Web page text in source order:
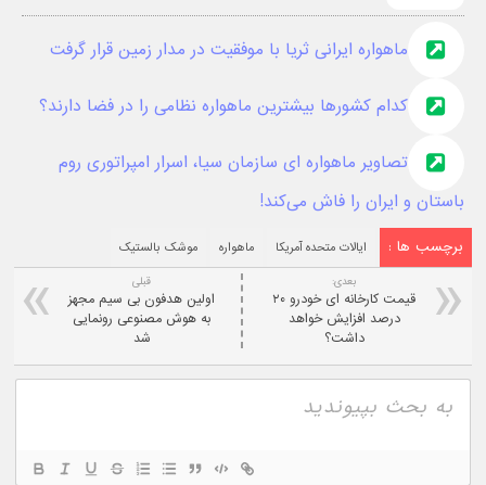
ماهواره ایرانی ثریا با موفقیت در مدار زمین قرار گرفت
کدام کشورها بیشترین ماهواره نظامی را در فضا دارند؟
تصاویر ماهواره ای سازمان سیا، اسرار امپراتوری روم
باستان و ایران را فاش می‌کند!
برچسب ها : ایالات متحده‌ آمریکا ماهواره موشک بالستیک
قبلی
اولین هدفون بی سیم مجهز
به هوش مصنوعی رونمایی
شد
بعدی:
قیمت کارخانه ای خودرو ۲۰
درصد افزایش خواهد
داشت؟